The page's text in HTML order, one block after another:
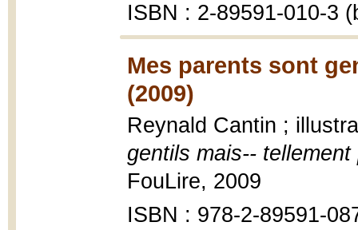
ISBN : 2-89591-010-3
Mes parents sont
(2009)
Reynald Cantin ;
gentils mais-- tellement
FouLire, 2009
ISBN : 978-2-89591-